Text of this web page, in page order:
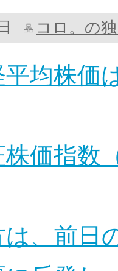
コロ。の
平均株価
株価指数
は、前日